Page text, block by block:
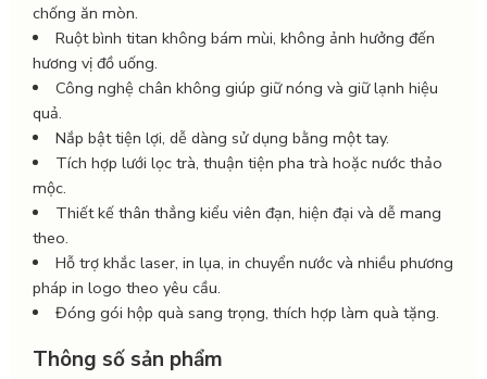
chống ăn mòn.
Ruột bình titan không bám mùi, không ảnh hưởng đến
hương vị đồ uống.
Công nghệ chân không giúp giữ nóng và giữ lạnh hiệu
quả.
Nắp bật tiện lợi, dễ dàng sử dụng bằng một tay.
Tích hợp lưới lọc trà, thuận tiện pha trà hoặc nước thảo
mộc.
Thiết kế thân thẳng kiểu viên đạn, hiện đại và dễ mang
theo.
Hỗ trợ khắc laser, in lụa, in chuyển nước và nhiều phương
pháp in logo theo yêu cầu.
Đóng gói hộp quà sang trọng, thích hợp làm quà tặng.
Thông số sản phẩm